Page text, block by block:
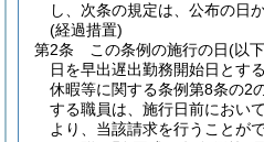
し、次条の規定は、公布の日
(経過措置)
第2条
この条例の施行の日(以
日を早出遅出勤務開始日とす
休暇等に関する条例第8条の2
する職員は、施行日前におい
より、当該請求を行うことがで